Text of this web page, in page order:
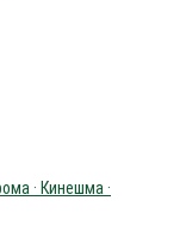
· Кинешма ·